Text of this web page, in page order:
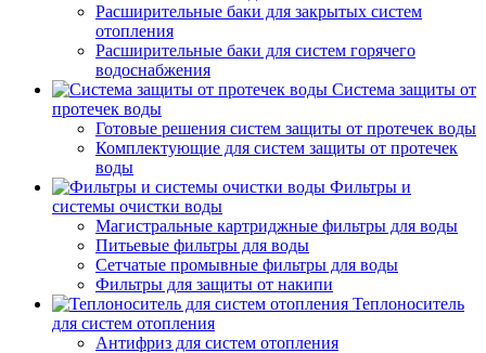
Расширительные баки для закрытых систем
отопления
Расширительные баки для систем горячего
водоснабжения
Система защиты от
протечек воды
Готовые решения систем защиты от протечек воды
Комплектующие для систем защиты от протечек
воды
Фильтры и
системы очистки воды
Магистральные картриджные фильтры для воды
Питьевые фильтры для воды
Сетчатые промывные фильтры для воды
Фильтры для защиты от накипи
Теплоноситель
для систем отопления
Антифриз для систем отопления